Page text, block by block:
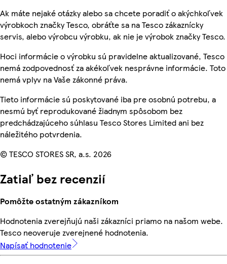
Ak máte nejaké otázky alebo sa chcete poradiť o akýchkoľvek
výrobkoch značky Tesco, obráťte sa na Tesco zákaznícky
servis, alebo výrobcu výrobku, ak nie je výrobok značky Tesco.
Hoci informácie o výrobku sú pravidelne aktualizované, Tesco
nemá zodpovednosť za akékoľvek nesprávne informácie. Toto
nemá vplyv na Vaše zákonné práva.
Tieto informácie sú poskytované iba pre osobnú potrebu, a
nesmú byť reprodukované žiadnym spôsobom bez
predchádzajúceho súhlasu Tesco Stores Limited ani bez
náležitého potvrdenia.
© TESCO STORES SR, a.s. 2026
Zatiaľ bez recenzií
Pomôžte ostatným zákazníkom
Hodnotenia zverejňujú naši zákazníci priamo na našom webe.
Tesco neoveruje zverejnené hodnotenia.
Napísať hodnotenie